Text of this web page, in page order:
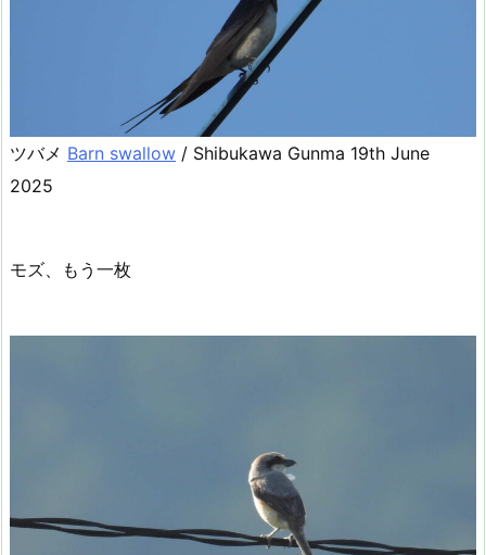
ツバメ Barn swallow / Shibukawa Gunma 19th June
2025
モズ、もう一枚